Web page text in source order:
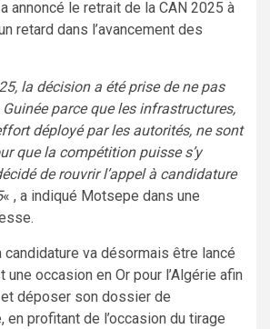
annoncé le retrait de la CAN 2025 à
retard dans l’avancement des
la décision a été prise de ne pas
parce que les infrastructures,
déployé par les autorités, ne sont
que la compétition puisse s’y
de rouvrir l’appel à candidature
« , a indiqué Motsepe dans une
candidature va désormais être lancé
une occasion en Or pour l’Algérie afin
déposer son dossier de
en profitant de l’occasion du tirage